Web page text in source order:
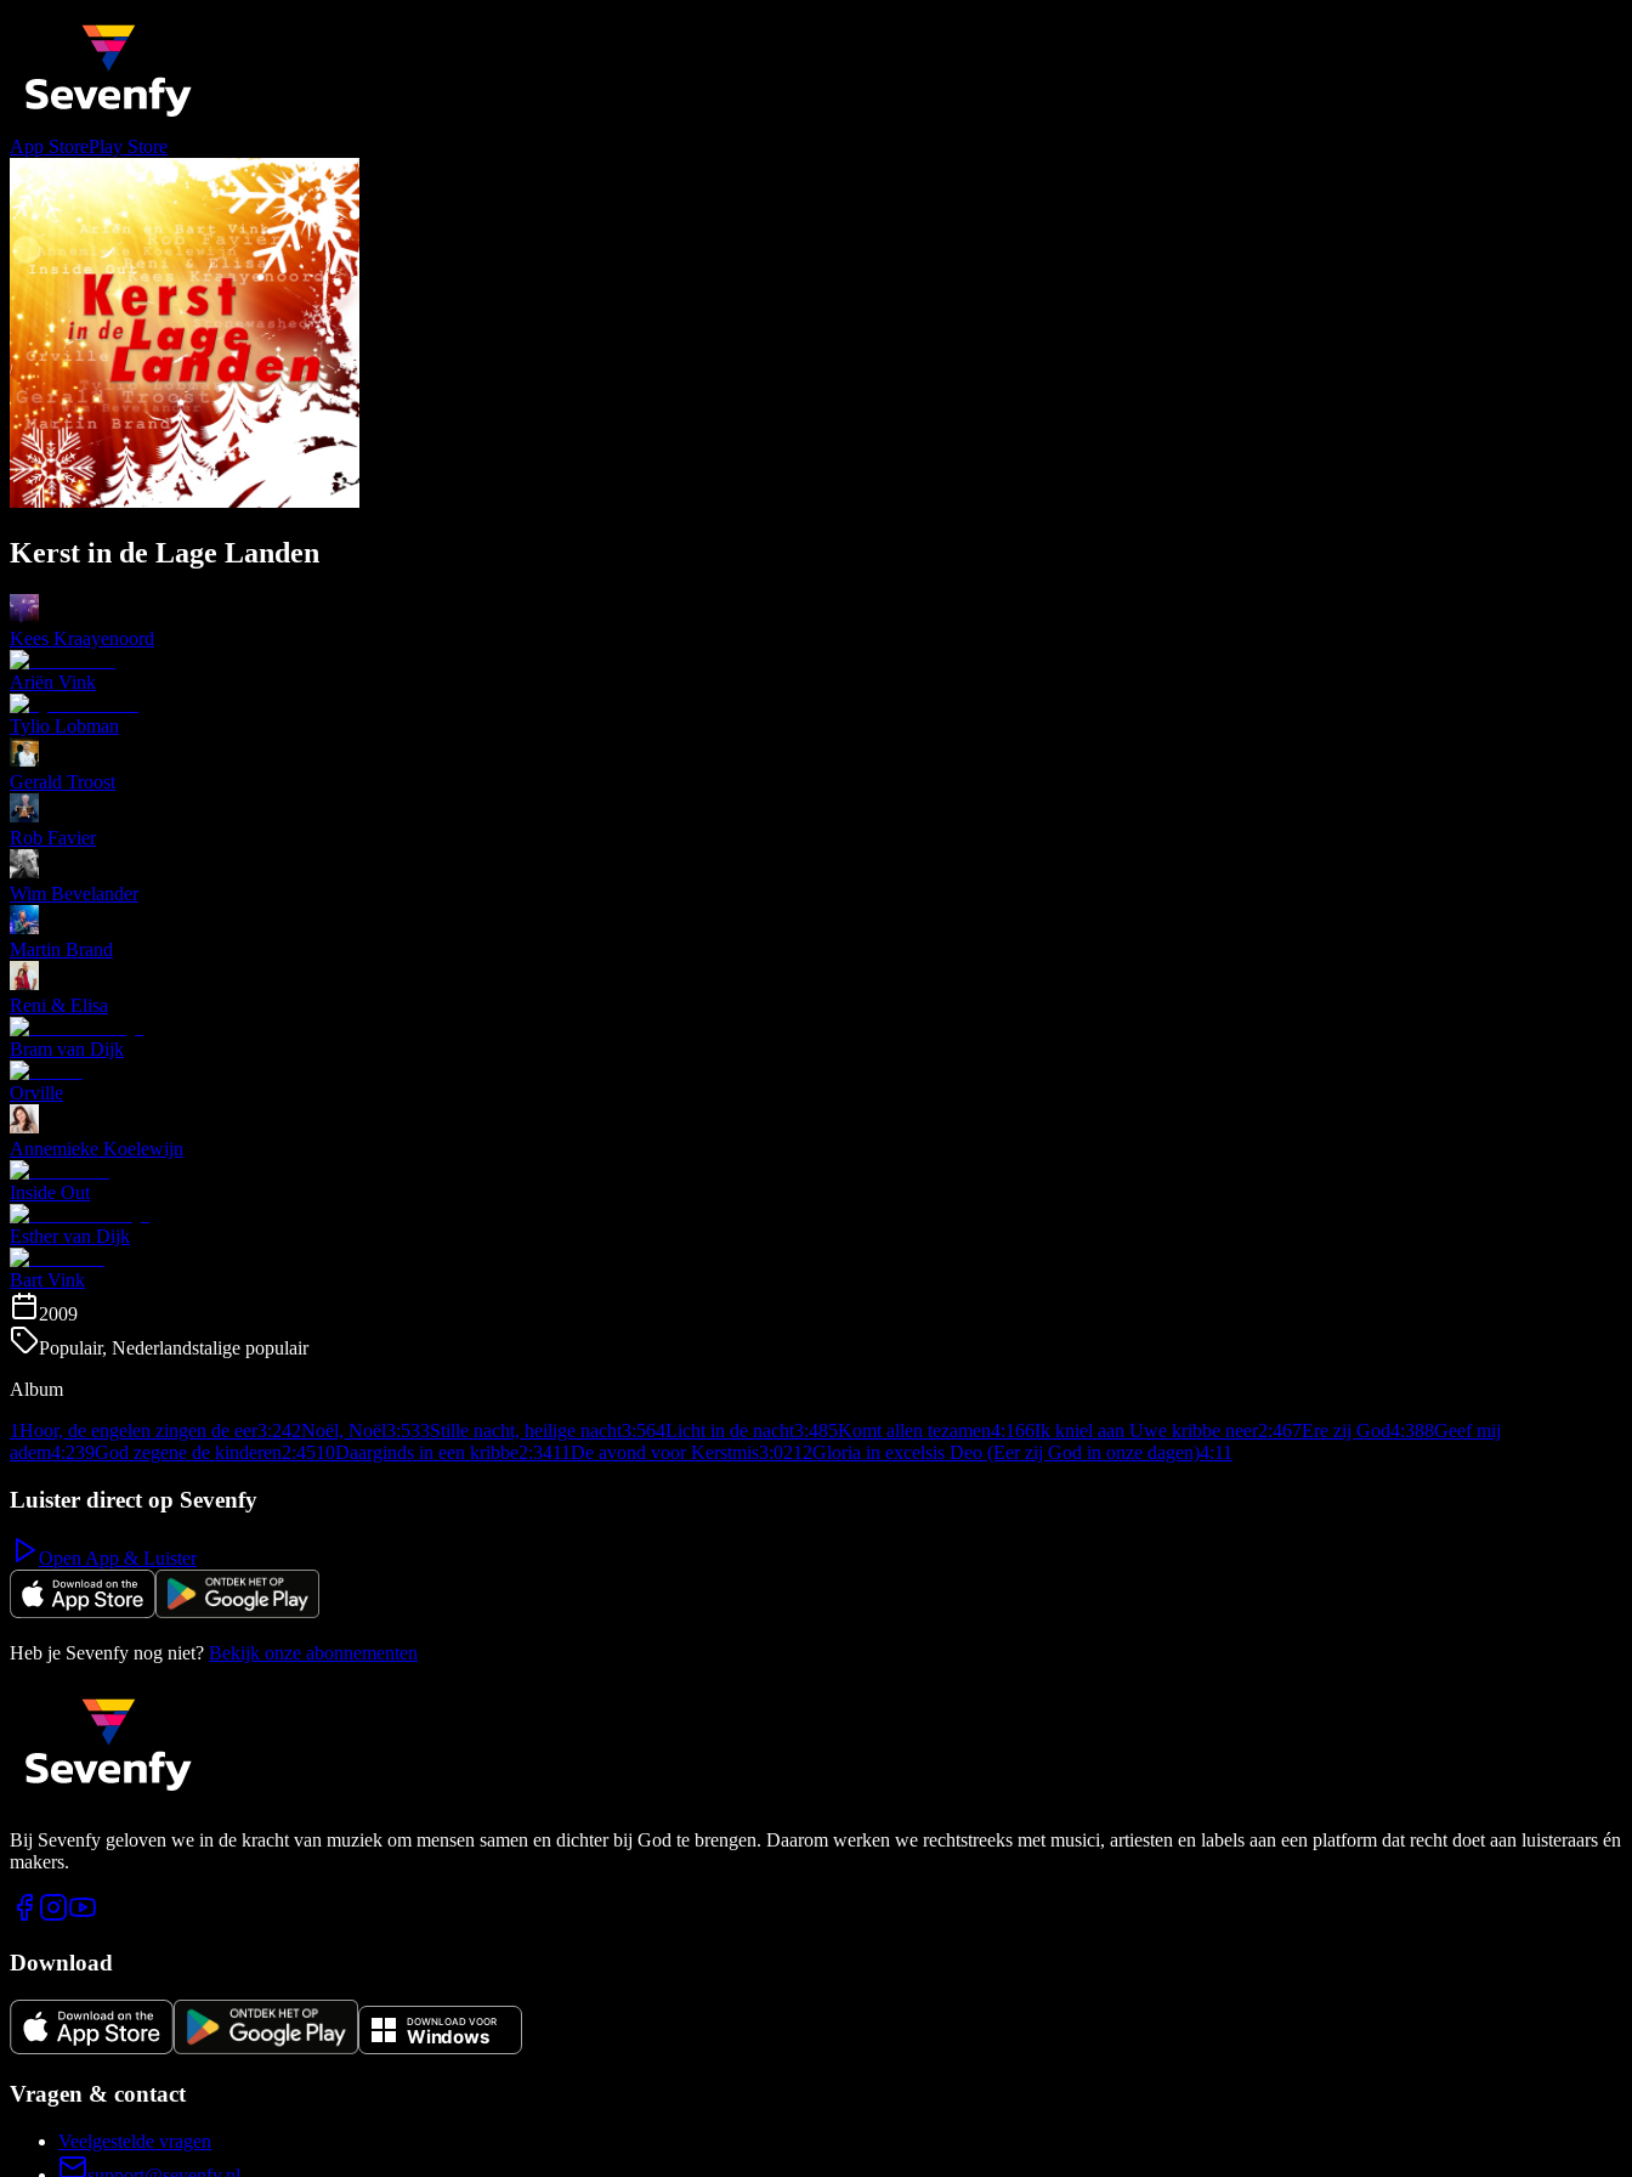
App StorePlay Store
Kerst in de Lage Landen
Kees Kraayenoord
Ariën Vink
Tylio Lobman
Gerald Troost
Rob Favier
Wim Bevelander
Martin Brand
Reni & Elisa
Bram van Dijk
Orville
Annemieke Koelewijn
Inside Out
Esther van Dijk
Bart Vink
2009
Populair, Nederlandstalige populair
Album
1Hoor, de engelen zingen de eer3:242Noël, Noël3:533Stille nacht, heilige nacht3:564Licht in de nacht3:485Komt allen tezamen4:166Ik kniel aan Uwe kribbe neer2:467Ere zij God4:388Geef mij
adem4:239God zegene de kinderen2:4510Daarginds in een kribbe2:3411De avond voor Kerstmis3:0212Gloria in excelsis Deo (Eer zij God in onze dagen)4:11
Luister direct op Sevenfy
Open App & Luister
Heb je Sevenfy nog niet? Bekijk onze abonnementen
Bij Sevenfy geloven we in de kracht van muziek om mensen samen en dichter bij God te brengen. Daarom werken we rechtstreeks met musici, artiesten en labels aan een platform dat recht doet aan luisteraars én
makers.
Download
Vragen & contact
Veelgestelde vragen